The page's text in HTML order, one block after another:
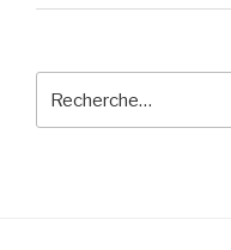
pour